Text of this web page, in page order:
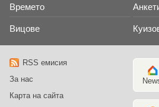
Времето
Вицове
RSS емисия
За нас
Карта на сайта